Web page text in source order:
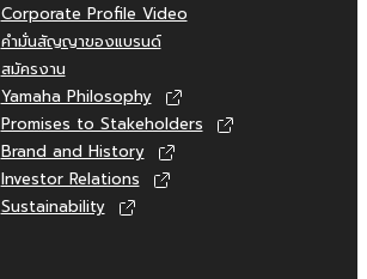
Corporate Profile Video
คำมั่นสัญญาของแบรนด์
สมัครงาน
Yamaha Philosophy
Promises to Stakeholders
Brand and History
Investor Relations
Sustainability